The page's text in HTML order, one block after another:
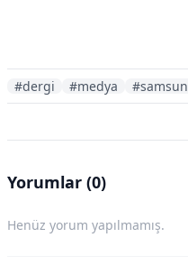
#dergi #medya #samsun
Yorumlar (0)
Henüz yorum yapılmamış.